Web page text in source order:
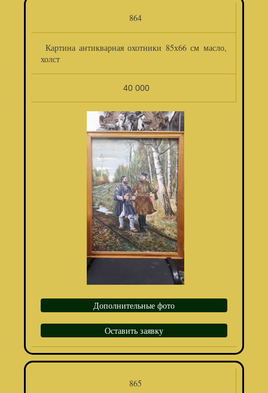
864
Картина антикварная охотники 85х66 см масло,
холст
40 000
Дополнительные фото
Оставить заявку
865